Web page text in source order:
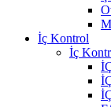
İç Kontrol
İç